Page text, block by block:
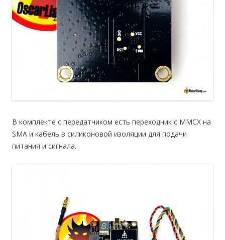
В комплекте с передатчиком есть переходник с MMCX на
SMA и кабель в силиконовой изоляции для подачи
питания и сигнала.